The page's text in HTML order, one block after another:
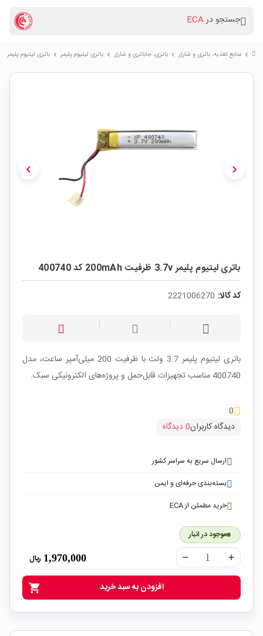
جستجو درECA
chevron_right منابع تغذیه، باتری و شارژر chevron_right باتری، جاباتری و شارژر chevron_right باتری لیتیوم پلیمر chevron_right باتری لیتیوم پلیمر 3.7v ظرفیت 200mAh کد 400740
chevron_left chevron_right
باتری لیتیوم پلیمر 3.7v ظرفیت 200mAh کد 400740
کد کالا: 2221006270
باتری لیتیوم پلیمر 3.7 ولت با ظرفیت 200 میلی‌آمپر ساعت، مدل
400740 مناسب تجهیزات قابل‌حمل و پروژه‌های الکترونیکی سبک.
0
دیدگاه کاربران0 دیدگاه
ارسال سریع به سراسر کشور
بسته‌بندی حرفه‌ای و ایمن
خرید مطمئن از ECA
موجود در انبار
remove add
1,970,000 ریال
shopping_cart افزودن به سبد خرید